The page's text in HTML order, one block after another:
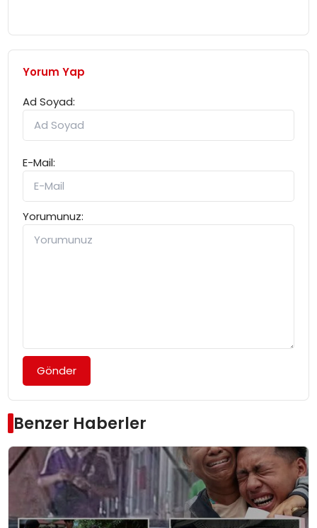
Yorum Yap
Ad Soyad:
E-Mail:
Yorumunuz:
Gönder
Benzer Haberler